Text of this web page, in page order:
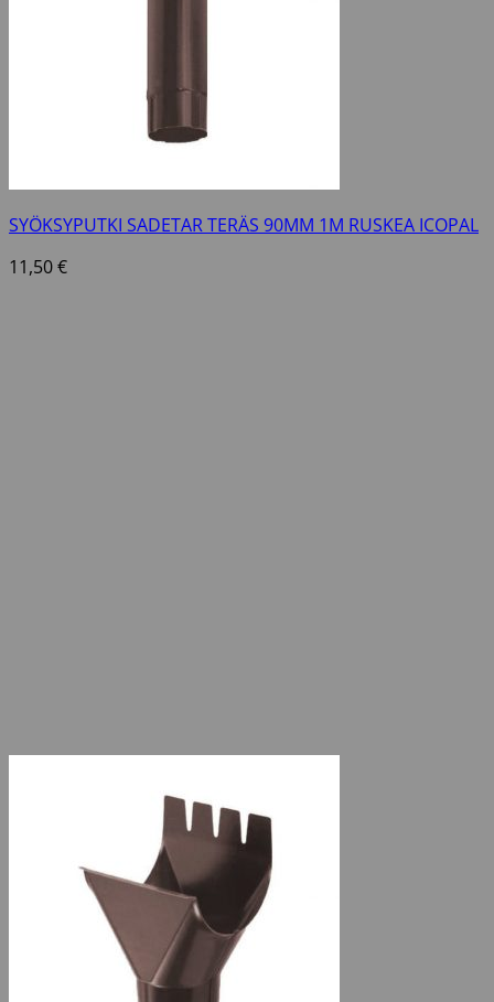
SYÖKSYPUTKI SADETAR TERÄS 90MM 1M RUSKEA ICOPAL
11,50€